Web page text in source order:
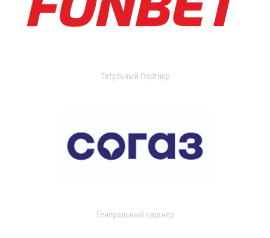
Титульный Партнер
Генеральный партнер